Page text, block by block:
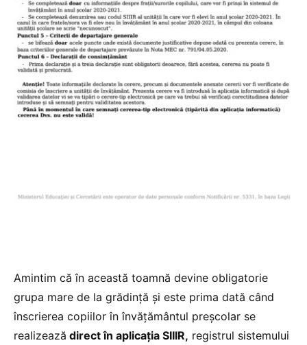
Amintim că în această toamnă devine obligatorie
grupa mare de la grădință și este prima dată când
înscrierea copiilor în învățământul preșcolar se
realizează direct în aplicaţia SIIIR, registrul sistemului